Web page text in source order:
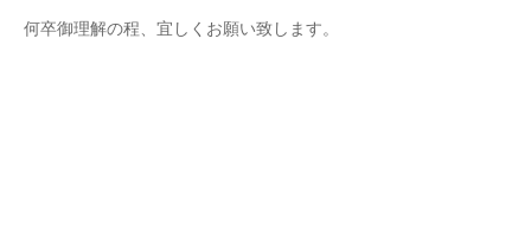
何卒御理解の程、宜しくお願い致します。